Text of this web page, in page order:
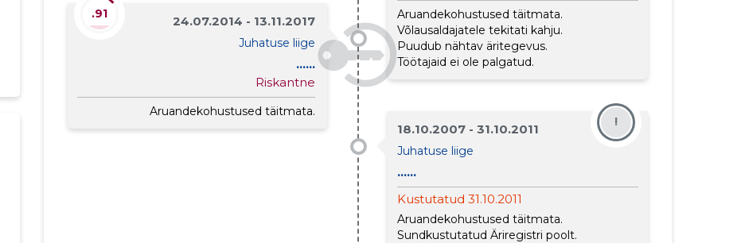
Aruandekohustused täitmata.
Võlausaldajatele tekitati kahju.
Puudub nähtav äritegevus.
Töötajaid ei ole palgatud.
24.07.2014 - 13.11.2017
Juhatuse liige
......
Riskantne
Aruandekohustused täitmata.
.91
18.10.2007 - 31.10.2011
Juhatuse liige
......
Kustutatud 31.10.2011
Aruandekohustused täitmata.
Sundkustutatud Äriregistri poolt.
!